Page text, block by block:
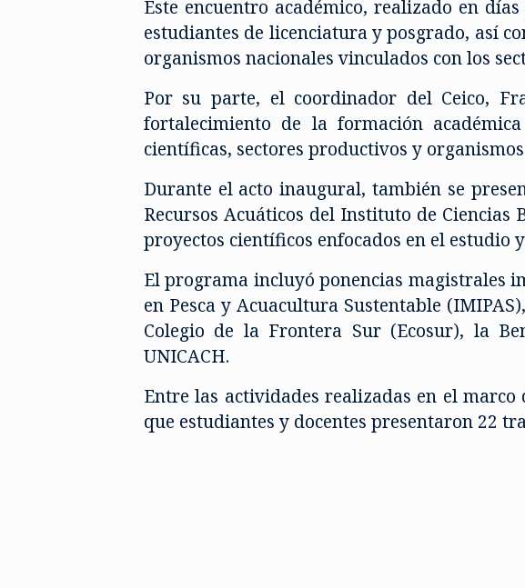
Este encuentro académico, realizado en
estudiantes de licenciatura y posgrado, así
organismos nacionales vinculados con los
Por su parte, el coordinador del Ceico,
fortalecimiento de la formación
científicas, sectores productivos y
Durante el acto inaugural, también se
Recursos Acuáticos del Instituto de
proyectos científicos enfocados en el estudio
El programa incluyó ponencias magistrales
en Pesca y Acuacultura Sustentable
Colegio de la Frontera Sur (Ecosur), la
UNICACH.
Entre las actividades realizadas en el
que estudiantes y docentes presentaron 22